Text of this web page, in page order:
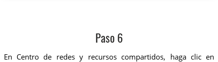
Paso 6
En Centro de redes y recursos compartidos, haga clic en